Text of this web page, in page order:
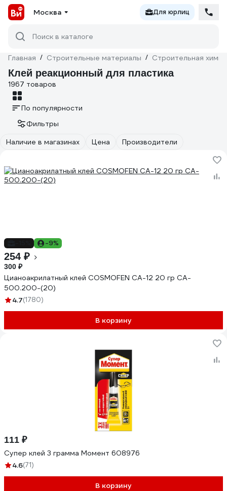
Москва Для юрлиц
Поиск в каталоге
Главная / Строительные материалы / Строительная химия
Клей реакционный для пластика
1967 товаров
По популярности
Фильтры
Наличие в магазинах
Цена Производители
-9%
254 ₽
300 ₽
Цианоакрилатный клей COSMOFEN CA-12 20 гр CA-
500.200-(20)
4.7(1780)
В корзину
111 ₽
Супер клей 3 грамма Момент 608976
4.6(71)
В корзину